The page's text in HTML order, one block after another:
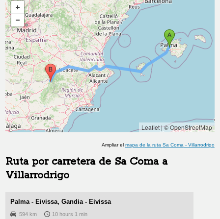
Leaflet|© OpenStreetMap
Ampliar el mapa de la ruta Sa Coma - Villarrodrigo
Ruta por carretera de Sa Comaa
Villarrodrigo
Palma - Eivissa, Gandia - Eivissa
594 km 10 hours 1 min